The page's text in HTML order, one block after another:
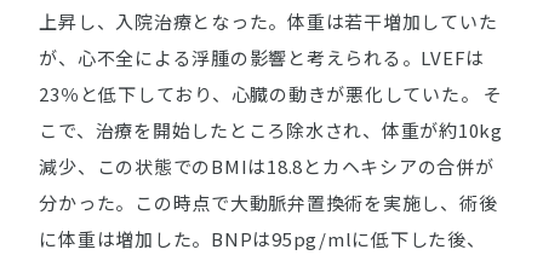
上昇し、入院治療となった。体重は若干増加していた
が、心不全による浮腫の影響と考えられる。LVEFは
23％と低下しており、心臓の動きが悪化していた。 そ
こで、治療を開始したところ除水され、体重が約10kg
減少、この状態でのBMIは18.8とカヘキシアの合併が
分かった。この時点で大動脈弁置換術を実施し、術後
に体重は増加した。BNPは95pg/mlに低下した後、